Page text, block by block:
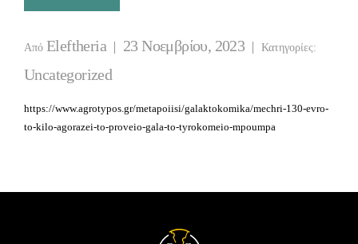
Από Eleftheria 23 Νοεμβρίου, 2023 Κατηγορίες:
Uncategorized
https://www.agrotypos.gr/metapoiisi/galaktokomika/mechri-130-evro-
to-kilo-agorazei-to-proveio-gala-to-tyrokomeio-mpoumpa